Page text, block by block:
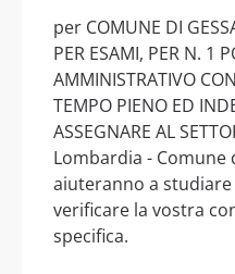
per COMUNE DI
PER ESAMI, PER N. 1
AMMINISTRATIVO
TEMPO PIENO ED
ASSEGNARE AL
Lombardia - Comune
aiuteranno a
verificare la vostra
specifica.